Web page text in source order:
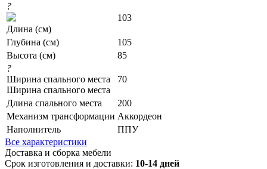
?
Длина (см)
103
Глубина (см)
105
Высота (см)
85
?
Ширина спального места
Ширина спального места
70
Длина спального места
200
Механизм трансформации Аккордеон
Наполнитель
ППУ
Все характеристики
Доставка и сборка мебели
Срок изготовления и доставки: 10-14 дней